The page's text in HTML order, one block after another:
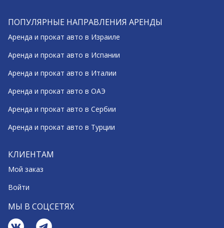
ПОПУЛЯРНЫЕ НАПРАВЛЕНИЯ АРЕНДЫ
Аренда и прокат авто в Израиле
Аренда и прокат авто в Испании
Аренда и прокат авто в Италии
Аренда и прокат авто в ОАЭ
Аренда и прокат авто в Сербии
Аренда и прокат авто в Турции
КЛИЕНТАМ
Мой заказ
Войти
МЫ В СОЦСЕТЯХ